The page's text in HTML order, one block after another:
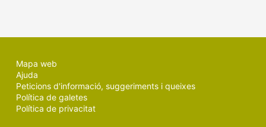
Mapa web
Ajuda
Peticions d'informació, suggeriments i queixes
Política de galetes
Política de privacitat